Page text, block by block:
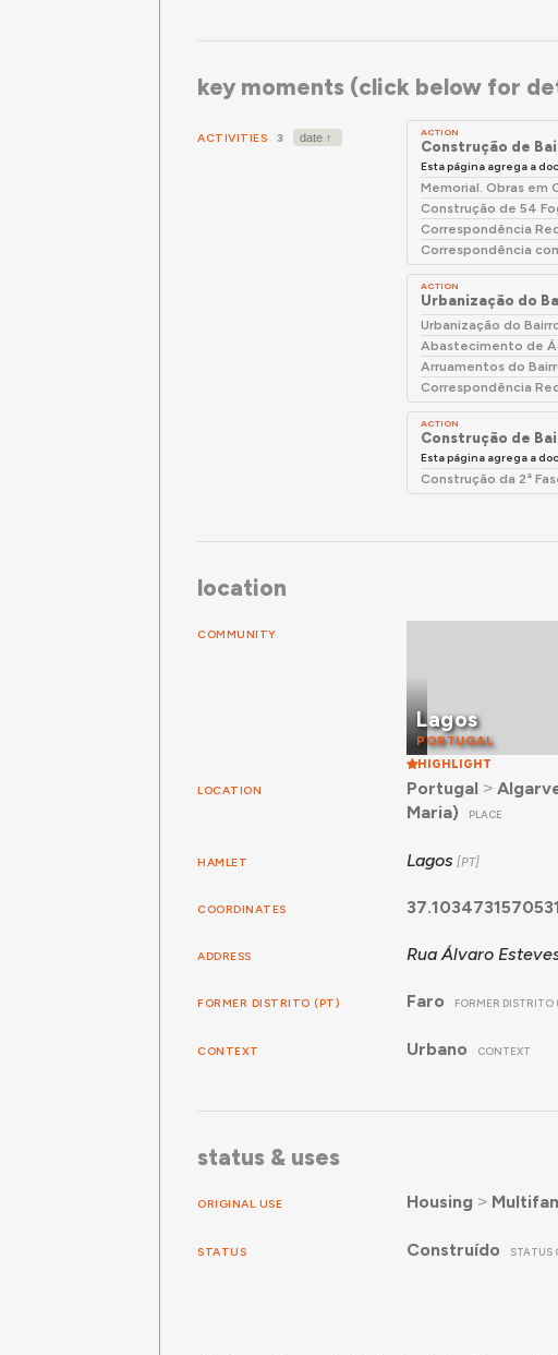
key moments (click below for
ACTIVITIES 3 ACTION
Construção de
Esta página agrega a
Memorial. Obras em
Construção de 54
Correspondência
Correspondência
ACTION
Urbanização do
Urbanização do
Abastecimento de
Arruamentos do
Correspondência
ACTION
Construção de
Esta página agrega a
Construção da 2ª
location
COMMUNITY
Lagos
PORTUGAL
HIGHLIGHT
LOCATION Portugal ˃
Maria)
PLACE
HAMLET Lagos
COORDINATES
ADDRESS Rua Álvaro
FORMER DISTRITO (PT) Faro FORMER DISTRITO
CONTEXT Urbano CONTEXT
status & uses
ORIGINAL USE Housing ˃
STATUS Construído STATUS